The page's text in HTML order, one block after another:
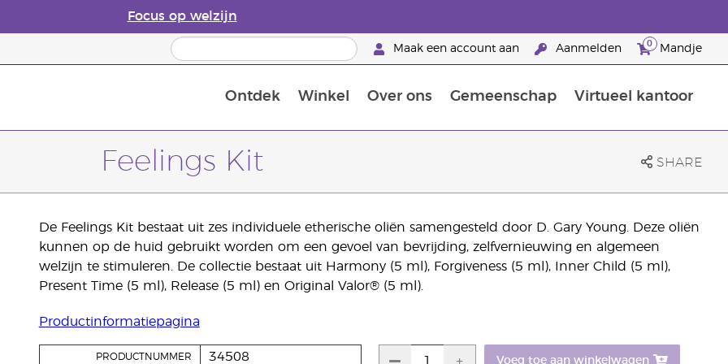
Focus op welzijn
Maak een account aan Aanmelden 0 Mandje
Ontdek Winkel Over ons Gemeenschap Virtueel kantoor
Feelings Kit SHARE
De Feelings Kit bestaat uit zes individuele etherische oliën samengesteld door D. Gary Young. Deze oliën
kunnen op de huid gebruikt worden om een gevoel van bevrijding, zelfvernieuwing en algemeen
welzijn te stimuleren. De collectie bestaat uit Harmony (5 ml), Forgiveness (5 ml), Inner Child (5 ml),
Present Time (5 ml), Release (5 ml) en Original Valor® (5 ml).
Productinformatiepagina
PRODUCTNUMMER 34508 Voeg toe aan winkelwagen